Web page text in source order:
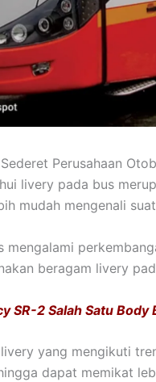
Perusahaan
livery pada bus
mudah mengenali
mengalami
beragam livery
SR-2 Salah Satu
yang mengikuti
dapat memikat